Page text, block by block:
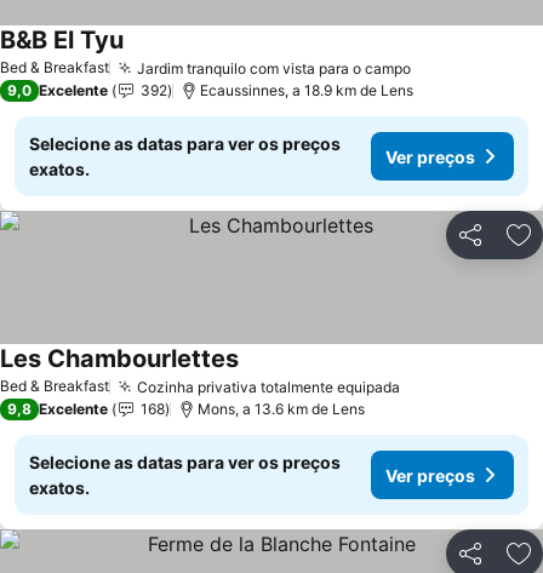
Bed & Breakfast Jardim tranquilo com vista para o campo
B&B El Tyu
9,0 Excelente 392 Ecaussinnes, a 18.9 km de Lens
Selecione as datas para ver os preços
exatos.
Ver preços
Partilhar
Bed & Breakfast Cozinha privativa totalmente equipada
Les Chambourlettes
9,8 Excelente 168 Mons, a 13.6 km de Lens
Selecione as datas para ver os preços
exatos.
Ver preços
Partilhar